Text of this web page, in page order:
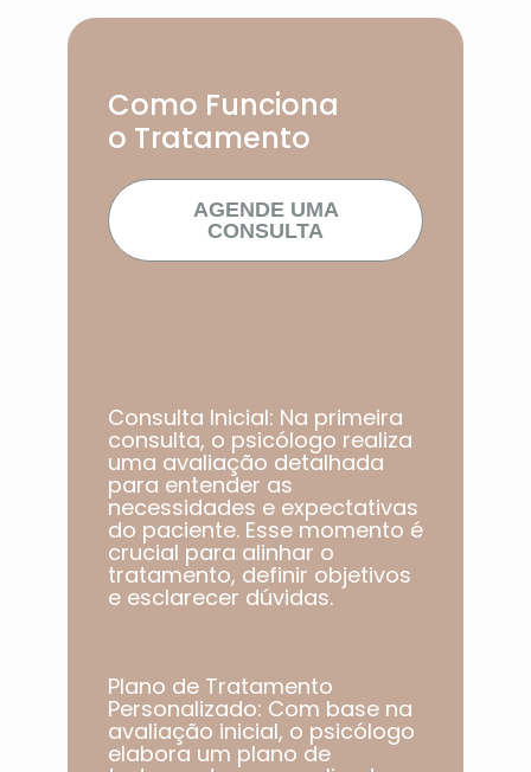
Como Funciona
o Tratamento
AGENDE UMA
CONSULTA
Consulta Inicial: Na primeira
consulta, o psicólogo realiza
uma avaliação detalhada
para entender as
necessidades e expectativas
do paciente. Esse momento é
crucial para alinhar o
tratamento, definir objetivos
e esclarecer dúvidas.
Plano de Tratamento
Personalizado: Com base na
avaliação inicial, o psicólogo
elabora um plano de